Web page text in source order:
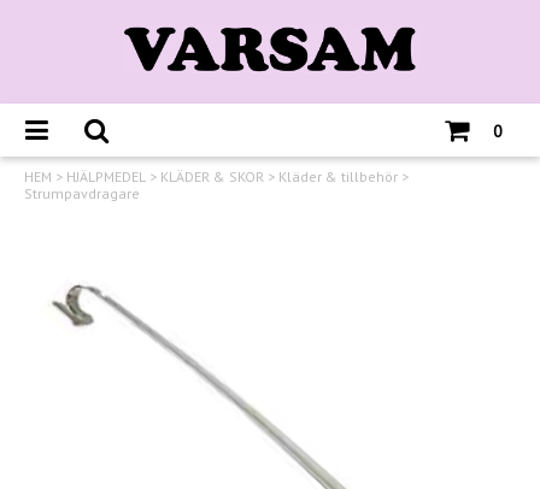
0
HEM > HJÄLPMEDEL > KLÄDER & SKOR > Kläder & tillbehör >
Strumpavdragare